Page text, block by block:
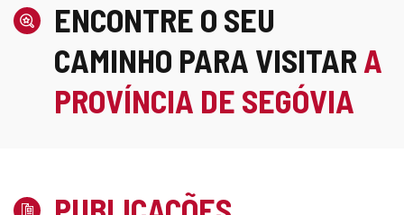
ENCONTRE O SEU
CAMINHO PARA VISITAR A
PROVÍNCIA DE SEGÓVIA